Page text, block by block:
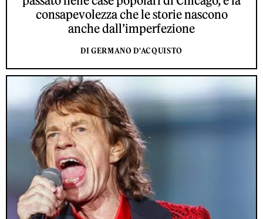
consapevolezza che le storie nascono
anche dall’imperfezione
DI GERMANO D'ACQUISTO